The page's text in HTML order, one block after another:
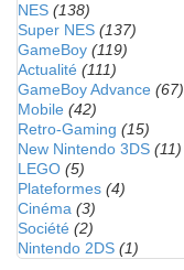
NES (138)
Super NES (137)
GameBoy (119)
Actualité (111)
GameBoy Advance (67)
Mobile (42)
Retro-Gaming (15)
New Nintendo 3DS (11)
LEGO (5)
Plateformes (4)
Cinéma (3)
Société (2)
Nintendo 2DS (1)